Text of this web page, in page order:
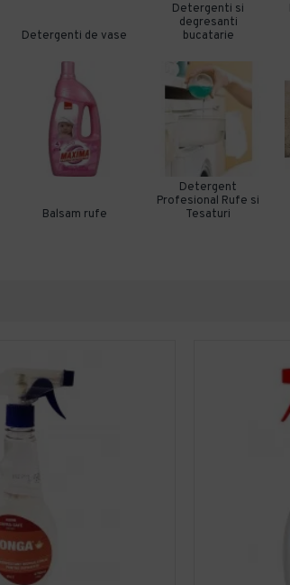
Detergenti de vase
Detergenti si
degresanti
bucatarie
Balsam rufe
Detergent
Profesional Rufe si
Tesaturi